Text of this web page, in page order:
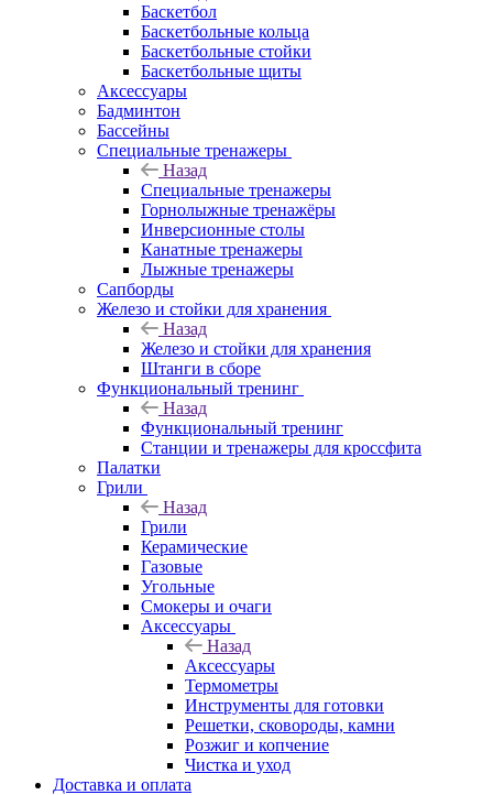
Баскетбол
Баскетбольные кольца
Баскетбольные стойки
Баскетбольные щиты
Аксессуары
Бадминтон
Бассейны
Специальные тренажеры
Назад
Специальные тренажеры
Горнолыжные тренажёры
Инверсионные столы
Канатные тренажеры
Лыжные тренажеры
Сапборды
Железо и стойки для хранения
Назад
Железо и стойки для хранения
Штанги в сборе
Функциональный тренинг
Назад
Функциональный тренинг
Станции и тренажеры для кроссфита
Палатки
Грили
Назад
Грили
Керамические
Газовые
Угольные
Смокеры и очаги
Аксессуары
Назад
Аксессуары
Термометры
Инструменты для готовки
Решетки, сковороды, камни
Розжиг и копчение
Чистка и уход
Доставка и оплата